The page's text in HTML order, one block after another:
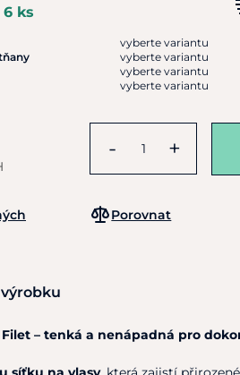
ks
vyberte variantu
vyberte variantu
vyberte variantu
vyberte variantu
- +
Porovnat
– tenká a nenápadná pro